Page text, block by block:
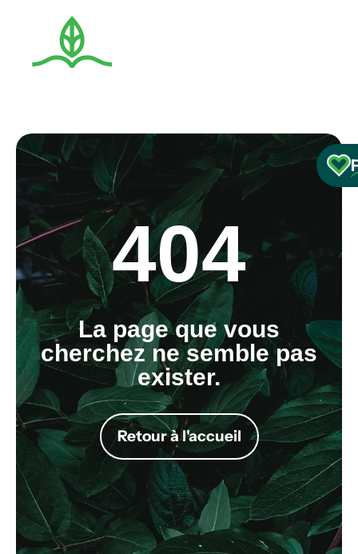
404
La page que vous
cherchez ne semble pas
exister.
Retour à l'accueil